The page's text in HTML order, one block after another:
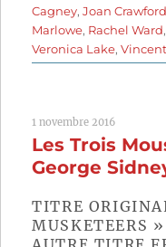
Cagney,Joan Crawford
Marlowe, Rachel Ward,
Veronica Lake,
1 novembre 2016
Les Trois
George
TITRE
MUSKETEERS »